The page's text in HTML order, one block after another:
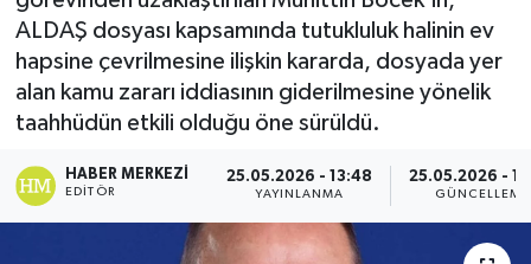
ALDAŞ dosyası kapsamında tutukluluk halinin ev
hapsine çevrilmesine ilişkin kararda, dosyada yer
alan kamu zararı iddiasının giderilmesine yönelik
taahhüdün etkili olduğu öne sürüldü.
HABER MERKEZI
EDITÖR
25.05.2026 - 13:48
YAYINLANMA
25.05.2026 -
GÜNCELLEME